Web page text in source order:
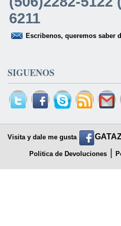
6211
Escribenos, queremos saber
SIGUENOS
Visita y dale me gusta
Politica de Devoluciones